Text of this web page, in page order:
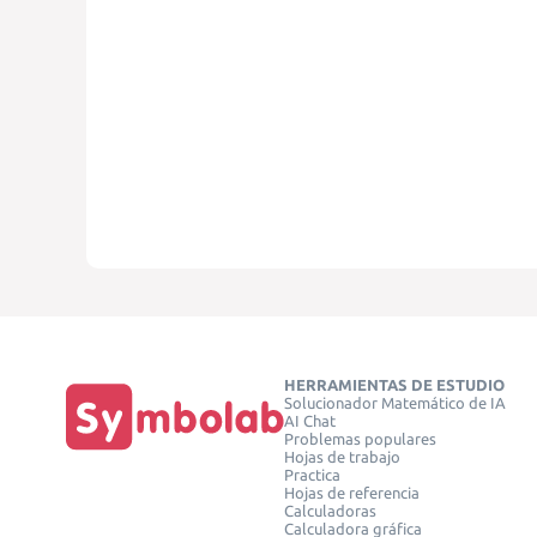
HERRAMIENTAS DE ESTUDIO
Solucionador Matemático de IA
AI Chat
Problemas populares
Hojas de trabajo
Practica
Hojas de referencia
Calculadoras
Calculadora gráfica